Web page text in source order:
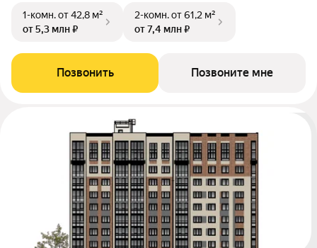
1-комн.от 42,8 м²
от 5,3 млн ₽
2-комн.от 61,2 м²
от 7,4 млн ₽
Позвонить Позвоните мне